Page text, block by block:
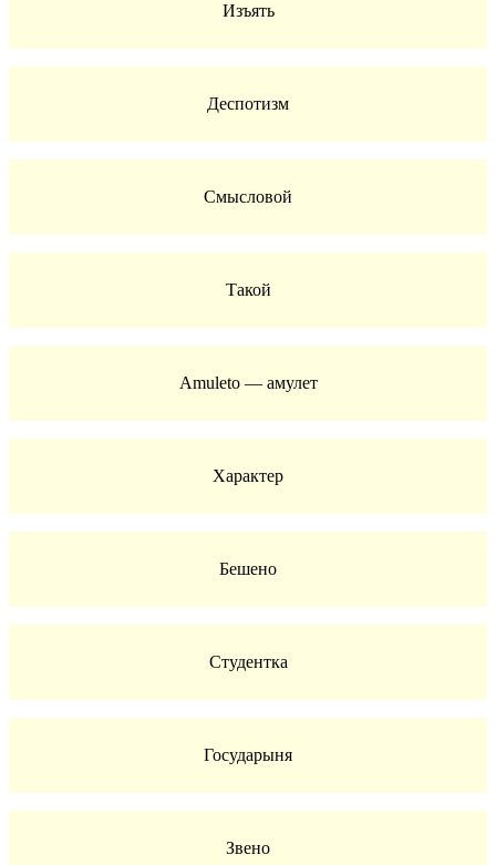
Изъять
Деспотизм
Смысловой
Такой
Amuleto — амулет
Характер
Бешено
Студентка
Государыня
Звено